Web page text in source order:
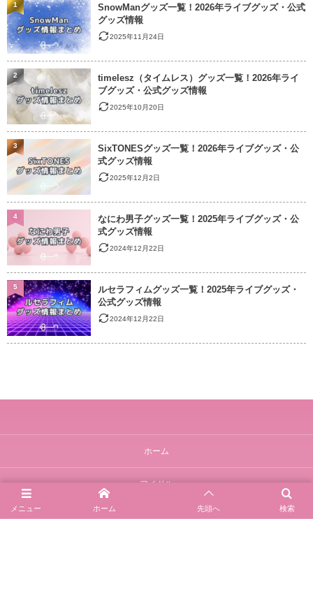
SnowManグッズ一覧！2026年ライブグッズ・公式
グッズ情報
2025年11月24日
1
timelesz（タイムレス）グッズ一覧！2026年ライ
ブグッズ・公式グッズ情報
2025年10月20日
2
SixTONESグッズ一覧！2026年ライブグッズ・公
式グッズ情報
2025年12月2日
3
なにわ男子グッズ一覧！2025年ライブグッズ・公
式グッズ情報
2024年12月22日
4
ルセラフィムグッズ一覧！2025年ライブグッズ・
公式グッズ情報
2024年12月22日
5
メニュー 検索
ホーム 先頭へ
ホーム
アイドル
アーティスト